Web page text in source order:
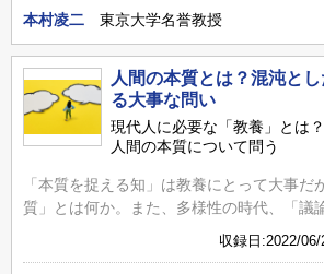
本村凌二 東京大学名誉教授
人間の本質とは？混沌と
る大事な問い
現代人に必要な「教養」とは
人間の本質について問う
「本質を捉える知」は教養にとって大事だ
質」とは何か。また、多様性の時代、「議
収録日:2022/